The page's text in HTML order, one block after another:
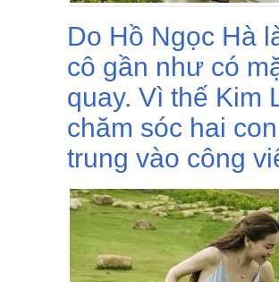
Do Hồ Ngọc Hà
cô gần như có
quay. Vì thế Kim
chăm sóc hai
trung vào công